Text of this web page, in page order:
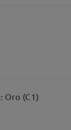
: Oro (C1)